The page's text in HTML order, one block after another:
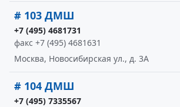
# 103 ДМШ
+7 (495) 4681731
факс +7 (495) 4681631
Москва, Новосибирская ул., д. 3А
# 104 ДМШ
+7 (495) 7335567